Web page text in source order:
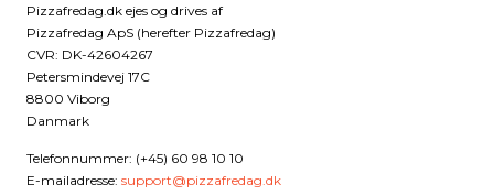
Pizzafredag.dk ejes og drives af
Pizzafredag ApS (herefter Pizzafredag)
CVR: DK-42604267
Petersmindevej 17C
8800 Viborg
Danmark
Telefonnummer: (+45) 60 98 10 10
E-mailadresse:support@pizzafredag.dk